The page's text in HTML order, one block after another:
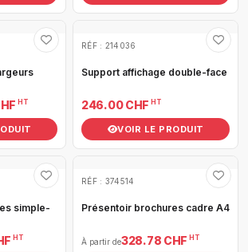
HT
RÉF : 214036
Support affichage double-face
246.00 CHF HT
VOIR LE PRODUIT
simple-
HT
RÉF : 374514
Présentoir brochures cadre A4
À partir de328.78 CHF HT